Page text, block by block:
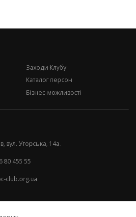
Заходи Клубу
Каталог персон
Бізнес-можливості
вул. Угорська, 14а.
80 455 55
club.org.ua